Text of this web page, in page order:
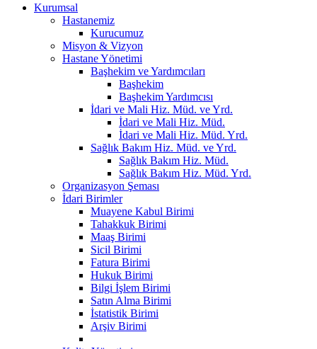
Kurumsal
Hastanemiz
Kurucumuz
Misyon & Vizyon
Hastane Yönetimi
Başhekim ve Yardımcıları
Başhekim
Başhekim Yardımcısı
İdari ve Mali Hiz. Müd. ve Yrd.
İdari ve Mali Hiz. Müd.
İdari ve Mali Hiz. Müd. Yrd.
Sağlık Bakım Hiz. Müd. ve Yrd.
Sağlık Bakım Hiz. Müd.
Sağlık Bakım Hiz. Müd. Yrd.
Organizasyon Şeması
İdari Birimler
Muayene Kabul Birimi
Tahakkuk Birimi
Maaş Birimi
Sicil Birimi
Fatura Birimi
Hukuk Birimi
Bilgi İşlem Birimi
Satın Alma Birimi
İstatistik Birimi
Arşiv Birimi